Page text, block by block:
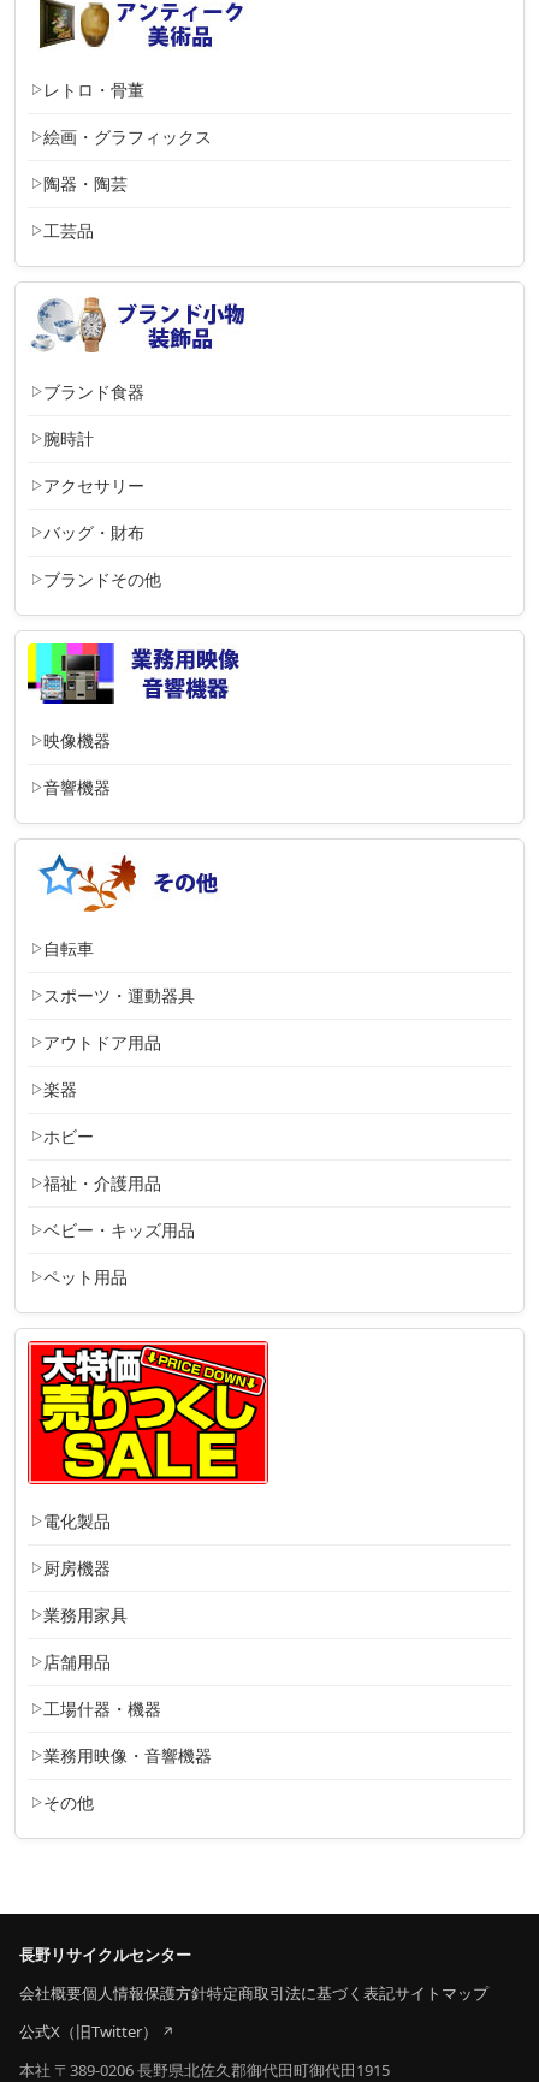
レトロ・骨董
絵画・グラフィックス
陶器・陶芸
工芸品
ブランド食器
腕時計
アクセサリー
バッグ・財布
ブランドその他
映像機器
音響機器
自転車
スポーツ・運動器具
アウトドア用品
楽器
ホビー
福祉・介護用品
ベビー・キッズ用品
ペット用品
電化製品
厨房機器
業務用家具
店舗用品
工場什器・機器
業務用映像・音響機器
その他
長野リサイクルセンター
会社概要個人情報保護方針特定商取引法に基づく表記サイトマップ
公式X（旧Twitter）
本社 〒389-0206 長野県北佐久郡御代田町御代田1915